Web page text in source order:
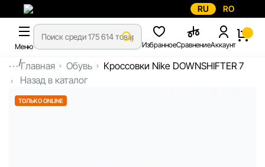
RU RO
Меню ИзбранноеСравнениеАккаунт
...Главная Обувь
Кроссовки Nike DOWNSHIFTER 7
Назад в каталог
ТОЛЬКО ONLINE